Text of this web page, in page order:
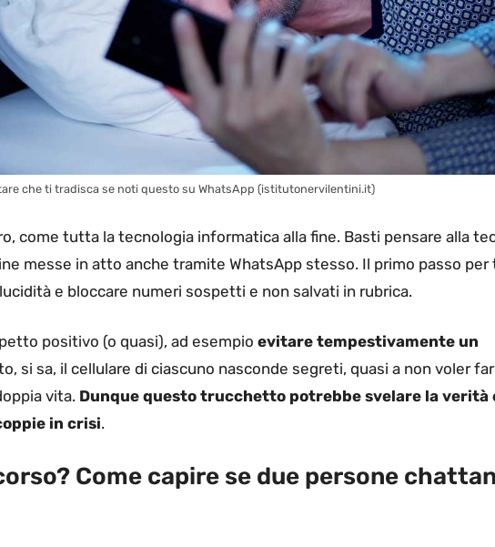
che ti tradisca se noti questo su WhatsApp (istitutonervilentini.it)
come tutta la tecnologia informatica alla fine. Basti pensare alla
messe in atto anche tramite WhatsApp stesso. Il primo passo per
e bloccare numeri sospetti e non salvati in rubrica.
positivo (o quasi), ad esempio evitare tempestivamente un
si sa, il cellulare di ciascuno nasconde segreti, quasi a non voler far
vita. Dunque questo trucchetto potrebbe svelare la verità
in crisi.
Come capire se due persone